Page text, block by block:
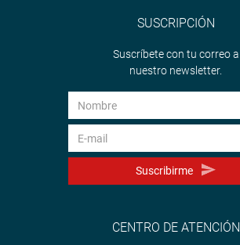
SUSCRIPCIÓN
Suscríbete con tu correo a
nuestro newsletter.
Suscribirme
CENTRO DE ATENCIÓN